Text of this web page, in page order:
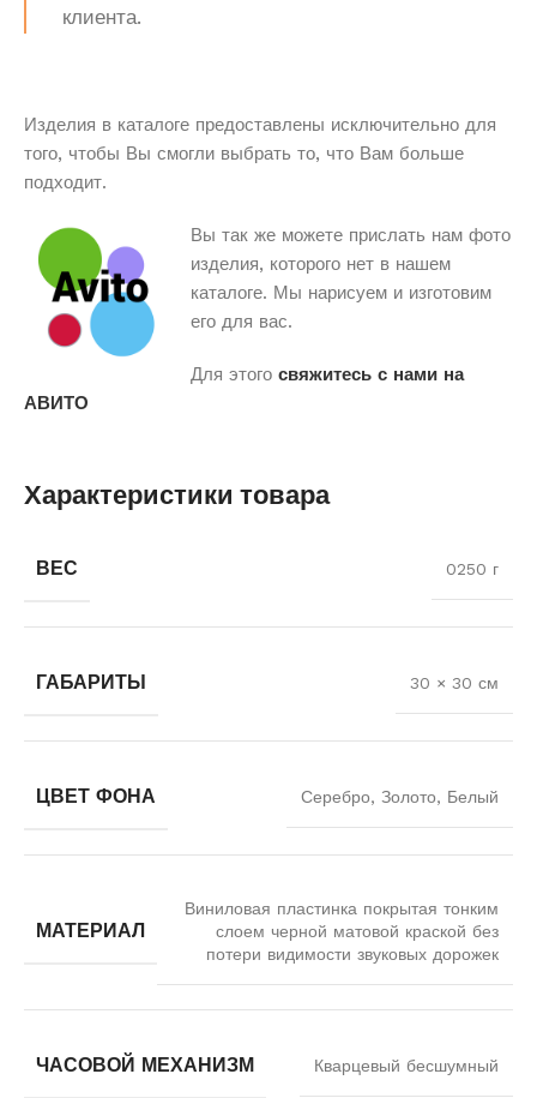
клиента.
Изделия в каталоге предоставлены исключительно для
того, чтобы Вы смогли выбрать то, что Вам больше
подходит.
Вы так же можете прислать нам фото
изделия, которого нет в нашем
каталоге. Мы нарисуем и изготовим
его для вас.
Для этого свяжитесь с нами на
АВИТО
Характеристики товара
ВЕС 0250 г
ГАБАРИТЫ 30 × 30 см
ЦВЕТ ФОНА Серебро, Золото, Белый
МАТЕРИАЛ
Виниловая пластинка покрытая тонким
слоем черной матовой краской без
потери видимости звуковых дорожек
ЧАСОВОЙ МЕХАНИЗМ Кварцевый бесшумный